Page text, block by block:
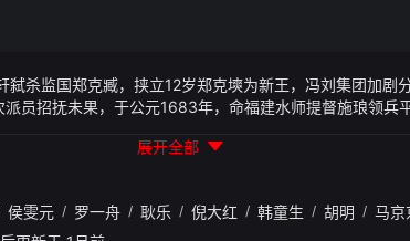
弑杀监国郑克臧，挟立12岁郑克塽为新王，冯刘集团加剧
员招抚未果，于公元1683年，命福建水师提督施琅领兵
展开全部
侯雯元 / 罗一舟 / 耿乐 / 倪大红 / 韩童生 / 胡明 / 马京